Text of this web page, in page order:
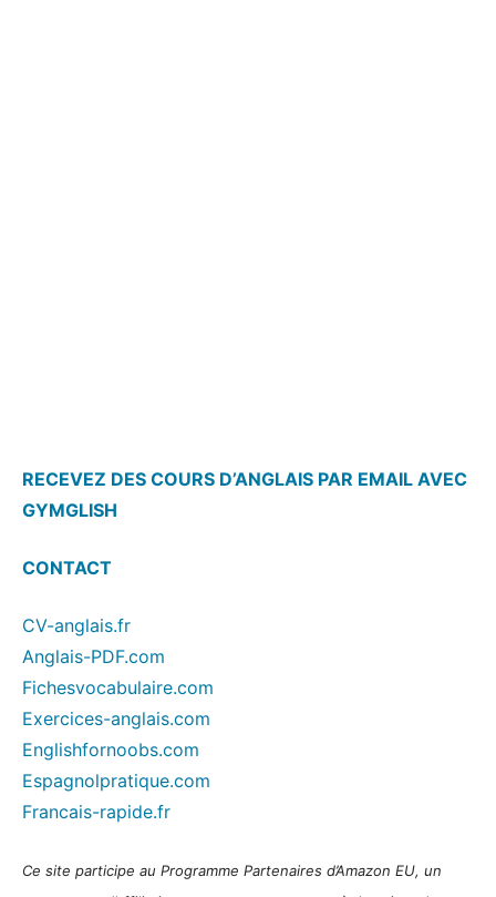
RECEVEZ DES COURS D’ANGLAIS PAR EMAIL AVEC
GYMGLISH
CONTACT
CV-anglais.fr
Anglais-PDF.com
Fichesvocabulaire.com
Exercices-anglais.com
Englishfornoobs.com
Espagnolpratique.com
Francais-rapide.fr
Ce site participe au Programme Partenaires d’Amazon EU, un